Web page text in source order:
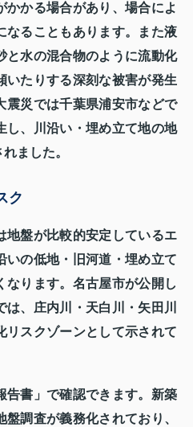
かかる場合があり、場合によ
なることもあります。また液
と水の混合物のように流動化
いたりする深刻な被害が発生
震災では千葉県浦安市などで
し、川沿い・埋め立て地の地
ました。
ク
地盤が比較的安定しているエ
いの低地・旧河道・埋め立て
なります。名古屋市が公開し
、庄内川・天白川・矢田川
リスクゾーンとして示されて
告書」で確認できます。新築
調査が義務化されており、